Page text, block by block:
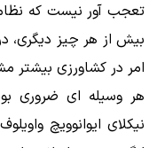
تعجب آور نیست که نظام
بیش از هر چیز دیگری،
امر در کشاورزی بیشتر
هر وسیله ای ضروری
نیکلای ایوانوویچ